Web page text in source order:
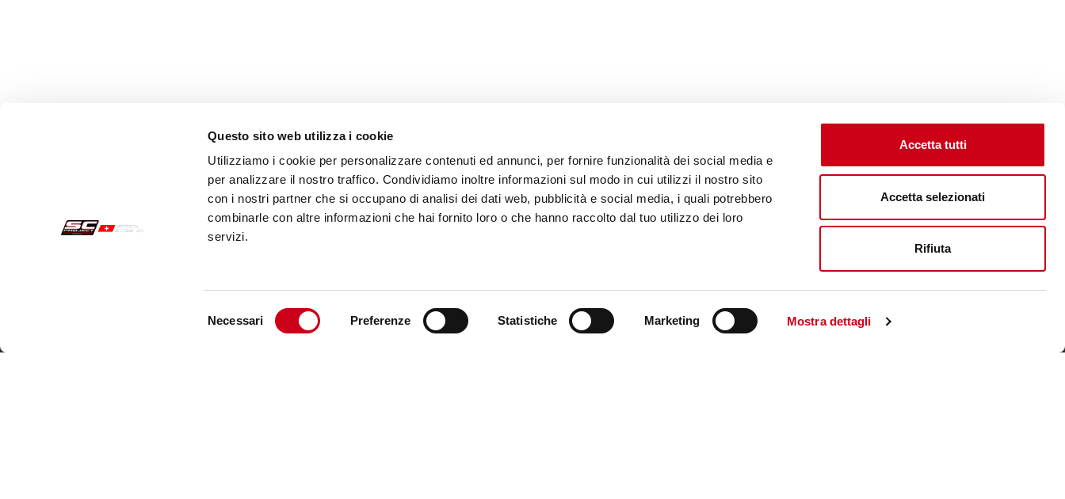
Questo sito web utilizza i cookie
Utilizziamo i cookie per personalizzare contenuti ed annunci, per fornire funzionalità dei social media e
per analizzare il nostro traffico. Condividiamo inoltre informazioni sul modo in cui utilizzi il nostro sito
con i nostri partner che si occupano di analisi dei dati web, pubblicità e social media, i quali potrebbero
combinarle con altre informazioni che hai fornito loro o che hanno raccolto dal tuo utilizzo dei loro
servizi.
Necessari Preferenze Statistiche Marketing Mostra dettagli
Accetta tutti
Accetta selezionati
Rifiuta
Service à la Clientèle Follow us